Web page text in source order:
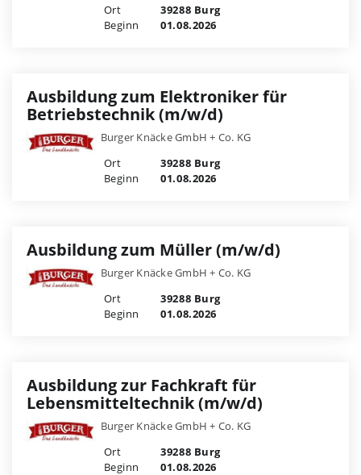
Ort
39288 Burg
Beginn
01.08.2026
Ausbildung zum Elektroniker für
Betriebstechnik (m/w/d)
Burger Knäcke GmbH + Co. KG
Ort
39288 Burg
Beginn
01.08.2026
Ausbildung zum Müller (m/w/d)
Burger Knäcke GmbH + Co. KG
Ort
39288 Burg
Beginn
01.08.2026
Ausbildung zur Fachkraft für
Lebensmitteltechnik (m/w/d)
Burger Knäcke GmbH + Co. KG
Ort
39288 Burg
Beginn
01.08.2026